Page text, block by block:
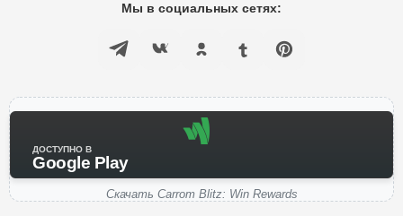
Мы в социальных сетях:
ДОСТУПНО В
Google Play
Скачать Carrom Blitz: Win Rewards